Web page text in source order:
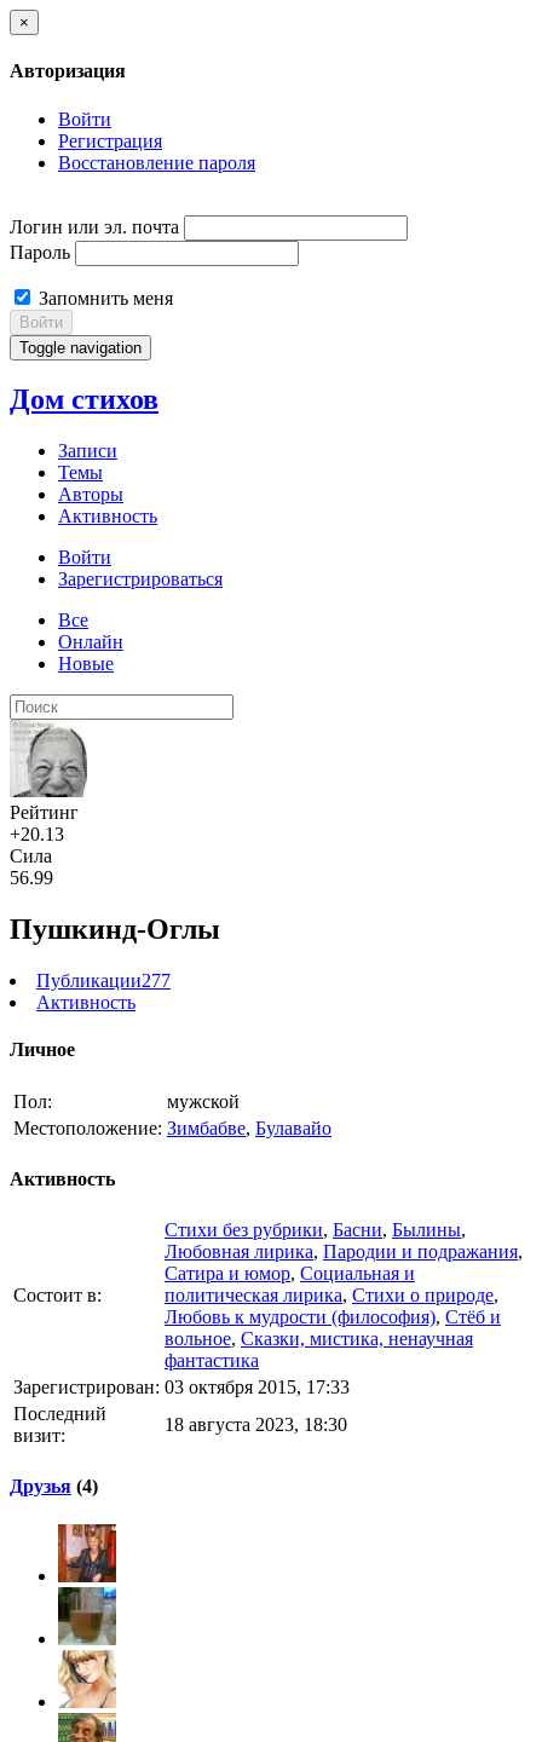
×
Авторизация
Войти
Регистрация
Восстановление пароля
Логин или эл. почта
Пароль
Запомнить меня
Войти
Toggle navigation
Дом стихов
Записи
Темы
Авторы
Активность
Войти
Зарегистрироваться
Все
Онлайн
Новые
Рейтинг
+20.13
Сила
56.99
Пушкинд-Оглы
Публикации277
Активность
Личное
Пол:
мужской
Местоположение: Зимбабве, Булавайо
Активность
Состоит в:
Стихи без рубрики, Басни, Былины,
Любовная лирика, Пародии и подражания,
Сатира и юмор, Социальная и
политическая лирика, Стихи о природе,
Любовь к мудрости (философия), Стёб и
вольное, Сказки, мистика, ненаучная
фантастика
Зарегистрирован: 03 октября 2015, 17:33
Последний
визит:
18 августа 2023, 18:30
Друзья (4)